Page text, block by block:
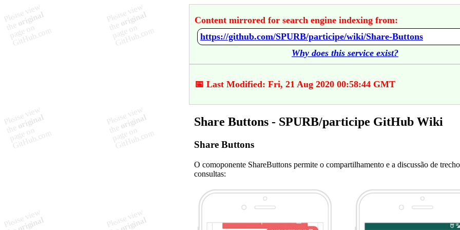
Content mirrored for search engine indexing from:
https://github.com/SPURB/participe/wiki/Share-Buttons
Why does this service exist?
📅 Last Modified: Fri, 21 Aug 2020 00:58:44 GMT
Share Buttons - SPURB/participe GitHub Wiki
Share Buttons
O comoponente ShareButtons permite o compartilhamento e a discussão de
consultas: